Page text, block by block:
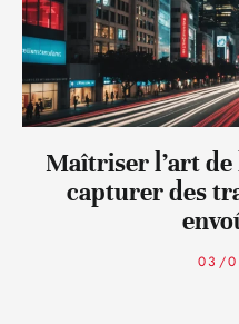
Maîtriser l’art de
capturer des
03/